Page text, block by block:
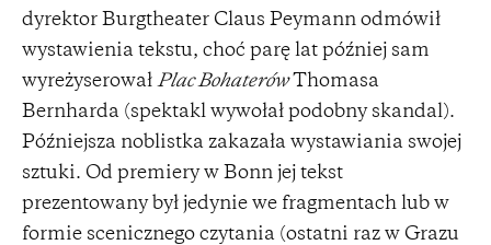
dyrektor Burgtheater Claus Peymann odmówił
wystawienia tekstu, choć parę lat później sam
wyreżyserował Plac BohaterówThomasa
Bernharda (spektakl wywołał podobny skandal).
Późniejsza noblistka zakazała wystawiania swojej
sztuki. Od premiery w Bonn jej tekst
prezentowany był jedynie we fragmentach lub w
formie scenicznego czytania (ostatni raz w Grazu